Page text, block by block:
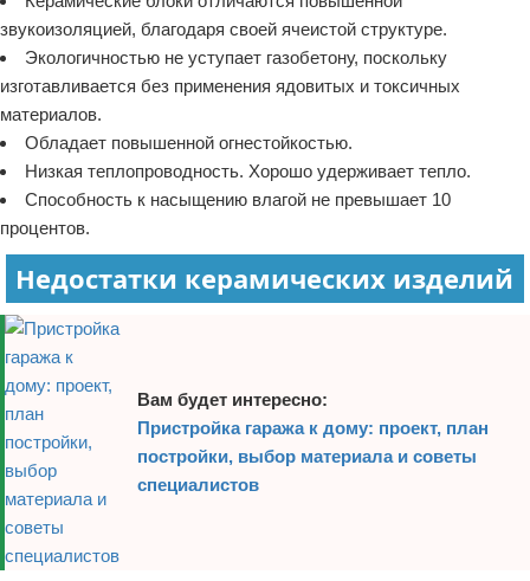
звукоизоляцией, благодаря своей ячеистой структуре.
Экологичностью не уступает газобетону, поскольку
изготавливается без применения ядовитых и токсичных
материалов.
Обладает повышенной огнестойкостью.
Низкая теплопроводность. Хорошо удерживает тепло.
Способность к насыщению влагой не превышает 10
процентов.
Недостатки керамических изделий
Вам будет интересно:
Пристройка гаража к дому: проект, план
постройки, выбор материала и советы
специалистов